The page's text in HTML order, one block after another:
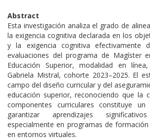
Abstract
Esta investigación analiza el grado de
la exigencia cognitiva declarada en los
y la exigencia cognitiva efectivamente
evaluaciones del programa de Magíster
Educación Superior, modalidad en
Gabriela Mistral, cohorte 2023–2025. El
campo del diseño curricular y del
educación superior, reconociendo que la
componentes curriculares constituye
garantizar aprendizajes
especialmente en programas de
en entornos virtuales.